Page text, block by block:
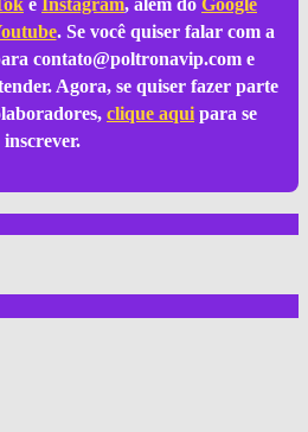
. Se você quiser falar com a
contato@poltronavip.come
Agora, se quiser fazer parte
clique aqui para se
inscrever.